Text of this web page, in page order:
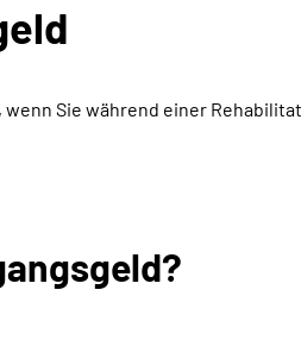
wenn Sie während einer